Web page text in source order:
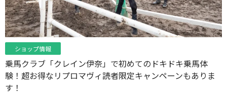
ショップ情報
乗馬クラブ「クレイン伊奈」で初めてのドキドキ乗馬体
験！超お得なリプロマヴィ読者限定キャンペーンもありま
す！